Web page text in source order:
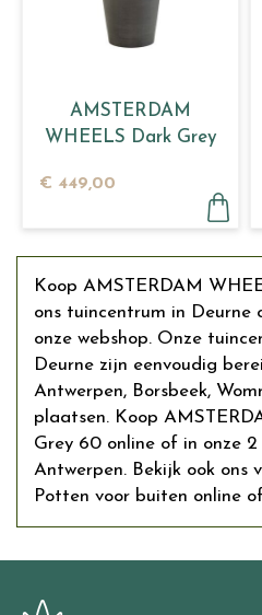
AMSTERDAM
WHEELS Dark Grey
€ 449,00
Koop AMSTERDAM
ons tuincentrum in Deurne
onze webshop. Onze
Deurne zijn eenvoudig
Antwerpen, Borsbeek,
plaatsen. Koop
Grey 60 online of in onze 2
Antwerpen. Bekijk ook ons
Potten voor buiten online